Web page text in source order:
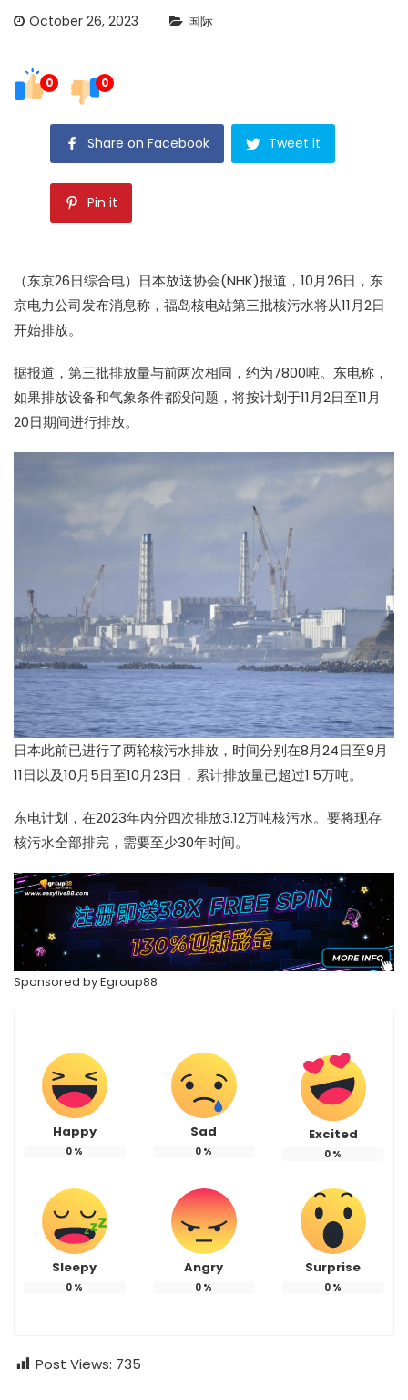
October 26, 2023 国际
0 0
Share on Facebook Tweet it
Pin it
（东京26日综合电）日本放送协会(NHK)报道，10月26日，东
京电力公司发布消息称，福岛核电站第三批核污水将从11月2日
开始排放。
据报道，第三批排放量与前两次相同，约为7800吨。东电称，
如果排放设备和气象条件都没问题，将按计划于11月2日至11月
20日期间进行排放。
日本此前已进行了两轮核污水排放，时间分别在8月24日至9月
11日以及10月5日至10月23日，累计排放量已超过1.5万吨。
东电计划，在2023年内分四次排放3.12万吨核污水。要将现存
核污水全部排完，需要至少30年时间。
Sponsored byEgroup88
Happy
0 %
Sad
0 %
Excited
0 %
Sleepy
0 %
Angry
0 %
Surprise
0 %
Post Views: 735